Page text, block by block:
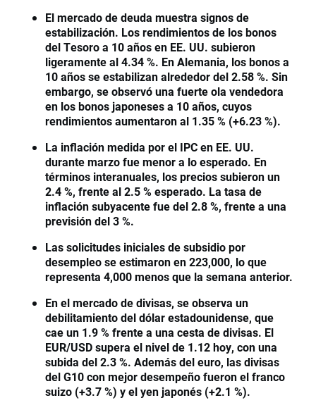
El mercado de deuda muestra signos de
estabilización. Los rendimientos de los bonos
del Tesoro a 10 años en EE. UU. subieron
ligeramente al 4.34 %. En Alemania, los bonos a
10 años se estabilizan alrededor del 2.58 %. Sin
embargo, se observó una fuerte ola vendedora
en los bonos japoneses a 10 años, cuyos
rendimientos aumentaron al 1.35 % (+6.23 %).
La inflación medida por el IPC en EE. UU.
durante marzo fue menor a lo esperado. En
términos interanuales, los precios subieron un
2.4 %, frente al 2.5 % esperado. La tasa de
inflación subyacente fue del 2.8 %, frente a una
previsión del 3 %.
Las solicitudes iniciales de subsidio por
desempleo se estimaron en 223,000, lo que
representa 4,000 menos que la semana anterior.
En el mercado de divisas, se observa un
debilitamiento del dólar estadounidense, que
cae un 1.9 % frente a una cesta de divisas. El
EUR/USD supera el nivel de 1.12 hoy, con una
subida del 2.3 %. Además del euro, las divisas
del G10 con mejor desempeño fueron el franco
suizo (+3.7 %) y el yen japonés (+2.1 %).